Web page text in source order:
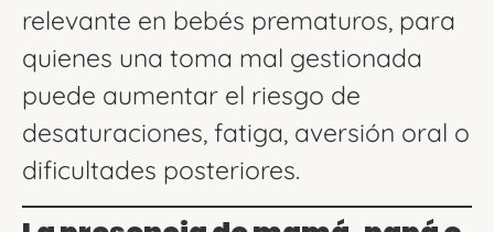
relevante en bebés prematuros, para
quienes una toma mal gestionada
puede aumentar el riesgo de
desaturaciones, fatiga, aversión oral o
dificultades posteriores.